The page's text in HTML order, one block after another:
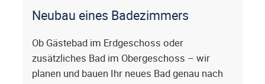
Neubau eines Badezimmers
Ob Gästebad im Erdgeschoss oder
zusätzliches Bad im Obergeschoss – wir
planen und bauen Ihr neues Bad genau nach